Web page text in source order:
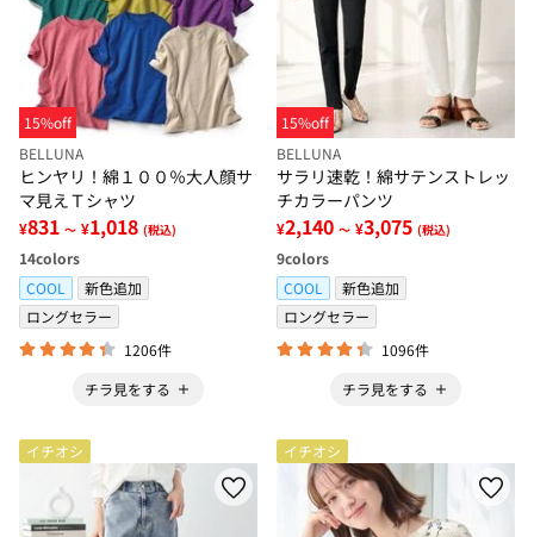
15%off
BELLUNA
ヒンヤリ！綿１００％大人顔サ
マ見えＴシャツ
¥831 ～ ¥1,018 (税込)
14colors
COOL
新色追加
ロングセラー
1206件
チラ見をする
15%off
BELLUNA
サラリ速乾！綿サテンストレッ
チカラーパンツ
¥2,140 ～ ¥3,075 (税込)
9colors
COOL
新色追加
ロングセラー
1096件
チラ見をする
イチオシ イチオシ